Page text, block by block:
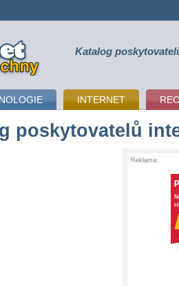
Katalog
INTERNET
poskytovatelů
Reklama: